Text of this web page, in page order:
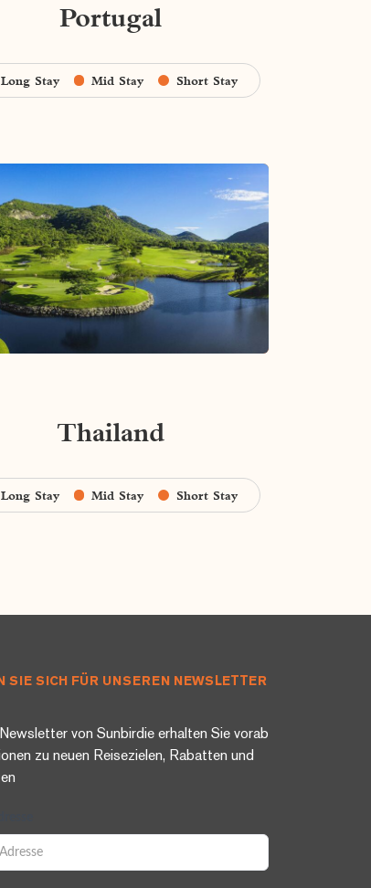
Portugal
Long Stay Mid Stay Short Stay
Thailand
Long Stay Mid Stay Short Stay
SIE SICH FÜR UNSEREN NEWSLETTER
von Sunbirdie erhalten Sie vorab
zu neuen Reisezielen, Rabatten und